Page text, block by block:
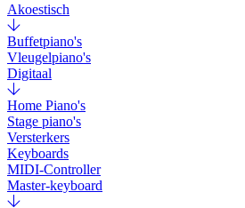
Akoestisch
Buffetpiano's
Vleugelpiano's
Digitaal
Home Piano's
Stage piano's
Versterkers
Keyboards
MIDI-Controller
Master-keyboard